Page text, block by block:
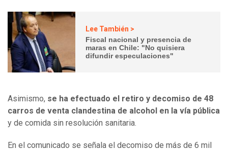
Lee También >
Fiscal nacional y presencia de
maras en Chile: "No quisiera
difundir especulaciones"
Asimismo, se ha efectuado el retiro y decomiso de 48
carros de venta clandestina de alcohol en la vía pública
y de comida sin resolución sanitaria.
En el comunicado se señala el decomiso de más de 6 mil